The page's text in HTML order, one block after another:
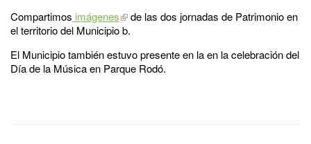
Compartimos imágenes
de las dos jornadas de Patrimonio en
el territorio del Municipio b.
El Municipio también estuvo presente en la en la celebración del
Día de la Música en Parque Rodó.